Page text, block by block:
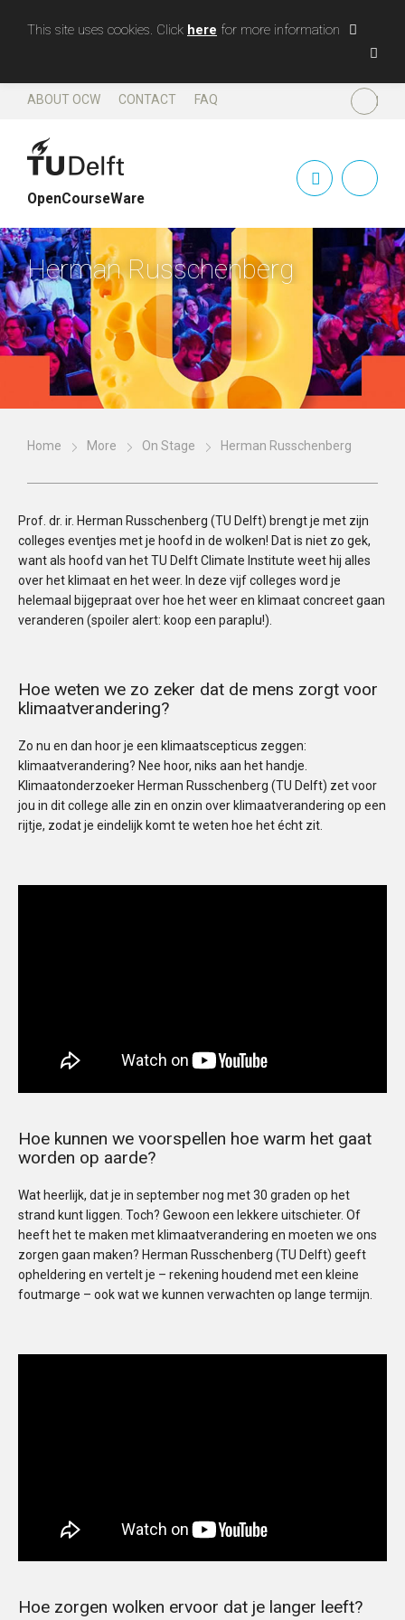
This site uses cookies. Click here for more information
SHARE
ABOUT OCW CONTACT FAQ
OpenCourseWare
Herman Russchenberg
Home More On Stage Herman Russchenberg
Prof. dr. ir. Herman Russchenberg (TU Delft) brengt je met zijn
colleges eventjes met je hoofd in de wolken! Dat is niet zo gek,
want als hoofd van het TU Delft Climate Institute weet hij alles
over het klimaat en het weer. In deze vijf colleges word je
helemaal bijgepraat over hoe het weer en klimaat concreet gaan
veranderen (spoiler alert: koop een paraplu!).
Hoe weten we zo zeker dat de mens zorgt voor
klimaatverandering?
Zo nu en dan hoor je een klimaatscepticus zeggen:
klimaatverandering? Nee hoor, niks aan het handje.
Klimaatonderzoeker Herman Russchenberg (TU Delft) zet voor
jou in dit college alle zin en onzin over klimaatverandering op een
rijtje, zodat je eindelijk komt te weten hoe het écht zit.
Hoe kunnen we voorspellen hoe warm het gaat
worden op aarde?
Wat heerlijk, dat je in september nog met 30 graden op het
strand kunt liggen. Toch? Gewoon een lekkere uitschieter. Of
heeft het te maken met klimaatverandering en moeten we ons
zorgen gaan maken? Herman Russchenberg (TU Delft) geeft
opheldering en vertelt je – rekening houdend met een kleine
foutmarge – ook wat we kunnen verwachten op lange termijn.
Hoe zorgen wolken ervoor dat je langer leeft?